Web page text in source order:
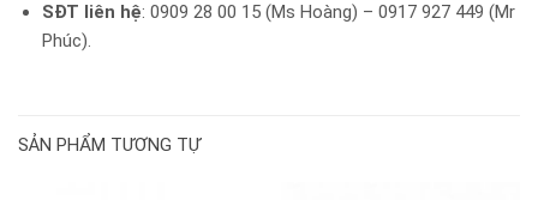
SĐT liên hệ: 0909 28 00 15 (Ms Hoàng) – 0917 927 449 (Mr
Phúc).
SẢN PHẨM TƯƠNG TỰ